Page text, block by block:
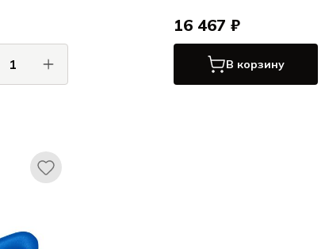
16 467 ₽
В корзину